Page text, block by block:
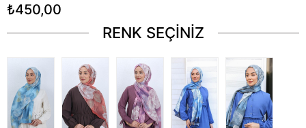
₺450,00
RENK SEÇİNİZ